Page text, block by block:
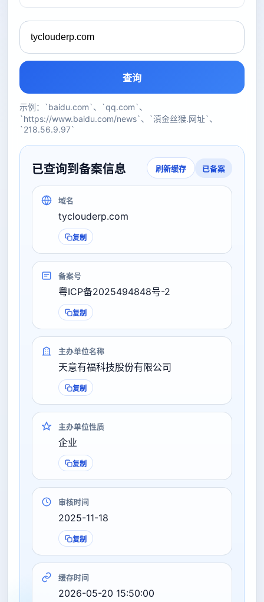
查询
示例：`baidu.com`、`qq.com`、
`https://www.baidu.com/news`、`滇金丝猴.网址`、
`218.56.9.97`
已查询到备案信息 刷新缓存 已备案
域名
tyclouderp.com
复制
备案号
粤ICP备2025494848号-2
复制
主办单位名称
天意有福科技股份有限公司
复制
主办单位性质
企业
复制
审核时间
2025-11-18
复制
缓存时间
2026-05-20 15:50:00